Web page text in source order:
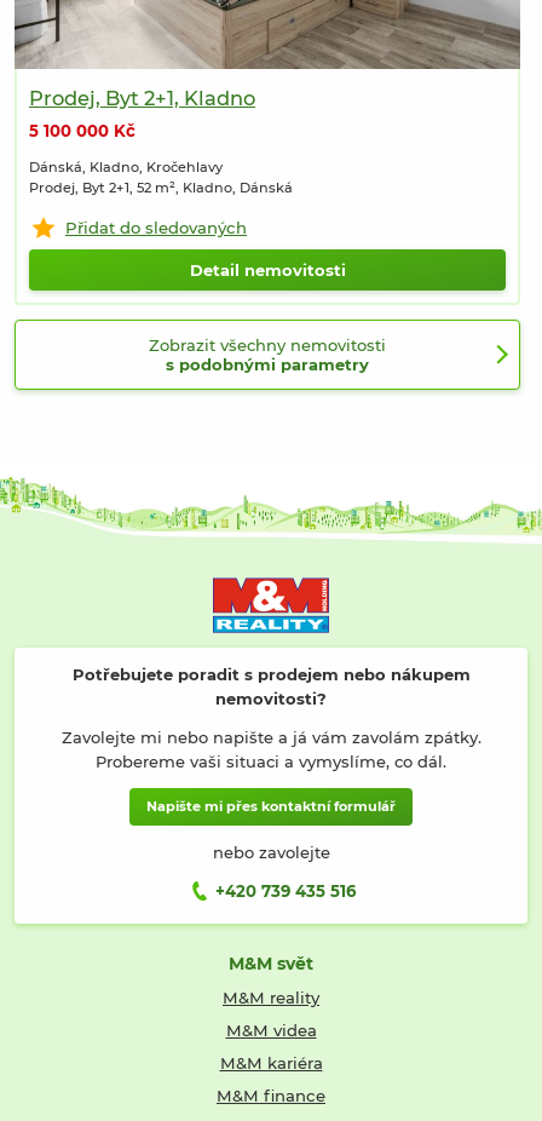
Prodej, Byt 2+1, Kladno
5 100 000 Kč
Dánská, Kladno, Kročehlavy
Prodej, Byt 2+1, 52 m², Kladno, Dánská
Přidat do sledovaných
Detail nemovitosti
Zobrazit všechny nemovitosti
s podobnými parametry
Potřebujete poradit s prodejem nebo nákupem
nemovitosti?
Zavolejte mi nebo napište a já vám zavolám zpátky.
Probereme vaši situaci a vymyslíme, co dál.
Napište mi přes kontaktní formulář
nebo zavolejte
+420 739 435 516
M&M svět
M&M reality
M&M videa
M&M kariéra
M&M finance